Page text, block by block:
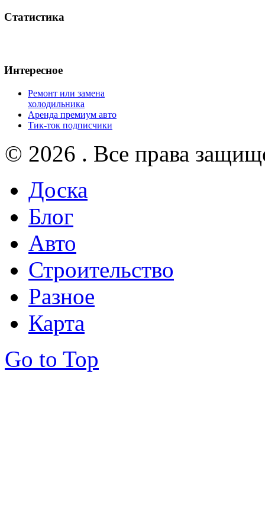
Статистика
Интересное
Ремонт или замена
холодильника
Аренда премиум авто
Тик-ток подписчики
© 2026 . Все права
Доска
Блог
Авто
Строительство
Разное
Карта
Go to Top